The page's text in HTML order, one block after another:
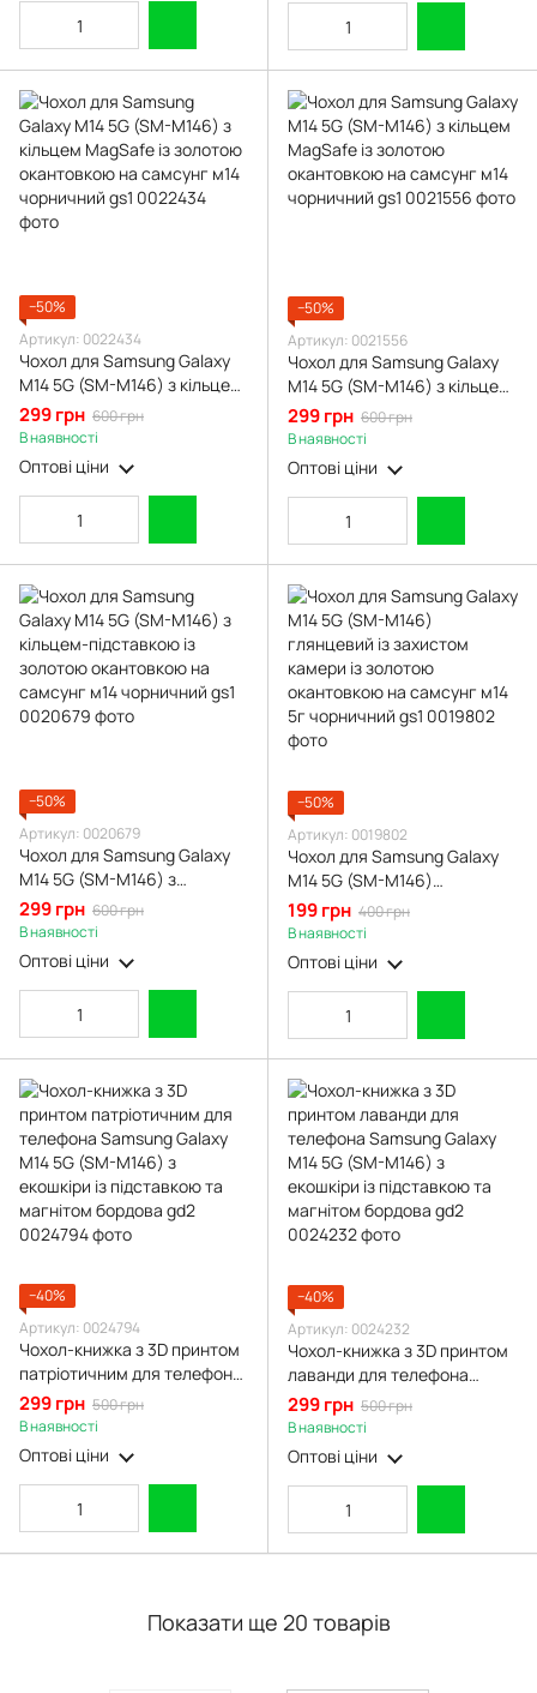
−50%
Артикул: 0022434
Чохол для Samsung Galaxy
M14 5G (SM-M146) з кільцем
MagSafe із золотою
окантовкою на самсунг м14
чорничний gs1
299 грн 600 грн
В наявності
Оптові ціни
−50%
Артикул: 0021556
Чохол для Samsung Galaxy
M14 5G (SM-M146) з кільцем
MagSafe із золотою
окантовкою на самсунг м14
чорничний gs1
299 грн 600 грн
В наявності
Оптові ціни
−50%
Артикул: 0020679
Чохол для Samsung Galaxy
M14 5G (SM-M146) з
кільцем-підставкою із
золотою окантовкою на
самсунг м14 чорничний gs1
299 грн 600 грн
В наявності
Оптові ціни
−50%
Артикул: 0019802
Чохол для Samsung Galaxy
M14 5G (SM-M146)
глянцевий із захистом
камери із золотою
окантовкою на самсунг м14
5г чорничний gs1
199 грн 400 грн
В наявності
Оптові ціни
−40%
Артикул: 0024794
Чохол-книжка з 3D принтом
патріотичним для телефона
Samsung Galaxy M14 5G (SM-
M146) з екошкіри із
підставкою та магнітом
бордова gd2
299 грн 500 грн
В наявності
Оптові ціни
−40%
Артикул: 0024232
Чохол-книжка з 3D принтом
лаванди для телефона
Samsung Galaxy M14 5G (SM-
M146) з екошкіри із
підставкою та магнітом
бордова gd2
299 грн 500 грн
В наявності
Оптові ціни
Показати ще 20 товарів